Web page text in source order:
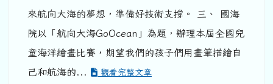
來航向大海的夢想，準備好技術支撐。 三、 國海
院以「航向大海GoOcean」為題，辦理本屆全國兒
童海洋繪畫比賽，期望我們的孩子們用畫筆描繪自
己和航海的...
觀看完整文章